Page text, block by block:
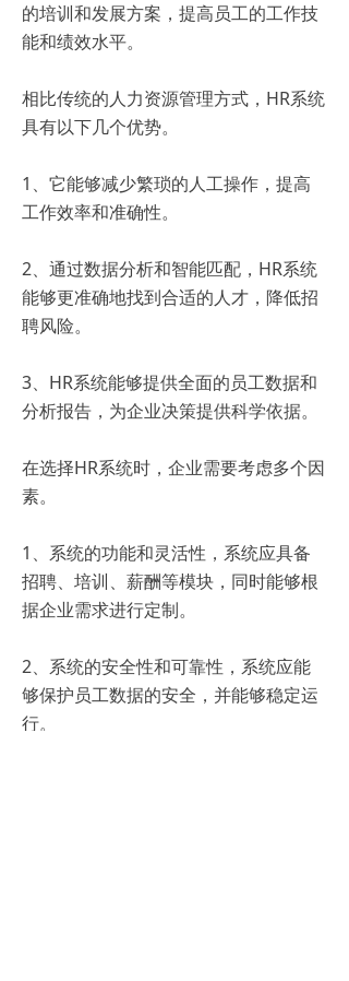
的培训和发展方案，提高员工的工作技
能和绩效水平。
相比传统的人力资源管理方式，HR系统
具有以下几个优势。
1、它能够减少繁琐的人工操作，提高
工作效率和准确性。
2、通过数据分析和智能匹配，HR系统
能够更准确地找到合适的人才，降低招
聘风险。
3、HR系统能够提供全面的员工数据和
分析报告，为企业决策提供科学依据。
在选择HR系统时，企业需要考虑多个因
素。
1、系统的功能和灵活性，系统应具备
招聘、培训、薪酬等模块，同时能够根
据企业需求进行定制。
2、系统的安全性和可靠性，系统应能
够保护员工数据的安全，并能够稳定运
行。